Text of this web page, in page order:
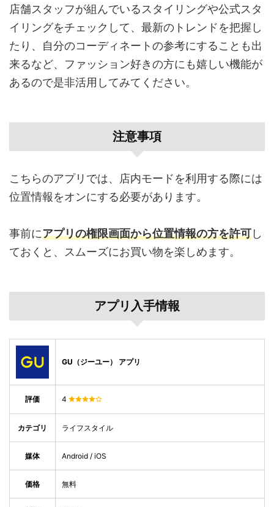
店舗スタッフが組んでいるスタイリングや公式スタ
イリングをチェックして、最新のトレンドを把握し
たり、自分のコーディネートの参考にすることも出
来るなど、ファッション好きの方にも嬉しい機能が
あるので是非活用してみてください。
注意事項
こちらのアプリでは、店内モードを利用する際には
位置情報をオンにする必要があります。
事前にアプリの権限画面から位置情報の方を許可し
ておくと、スムーズにお買い物を楽しめます。
アプリ入手情報
GU（ジーユー） アプリ
評価 4
カテゴリ ライフスタイル
媒体 Android / iOS
価格 無料